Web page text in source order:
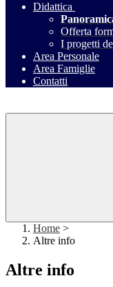
Didattica
Offerta
I progetti
Area Personale
Area Famiglie
Contatti
Home >
Altre info
Altre info